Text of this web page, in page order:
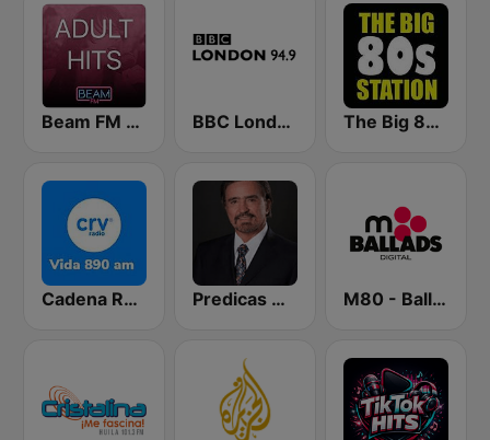
Beam FM - Adult Hits BBC London The Big 80s Station
Cadena Radial Vida Bogotá 890 AM Predicas Armando Alducin M80 - Ballads